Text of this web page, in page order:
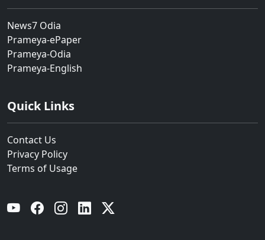
News7 Odia
Prameya-ePaper
Prameya-Odia
Prameya-English
Quick Links
Contact Us
Privacy Policy
Terms of Usage
YouTube Facebook Instagram Linkedin